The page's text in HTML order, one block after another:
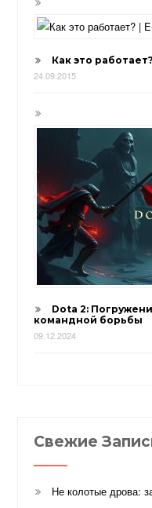
Как это
24.09.2015
Dota 2:
командной борьбы
09.12.2024
Свежие
Не колотые дрова: